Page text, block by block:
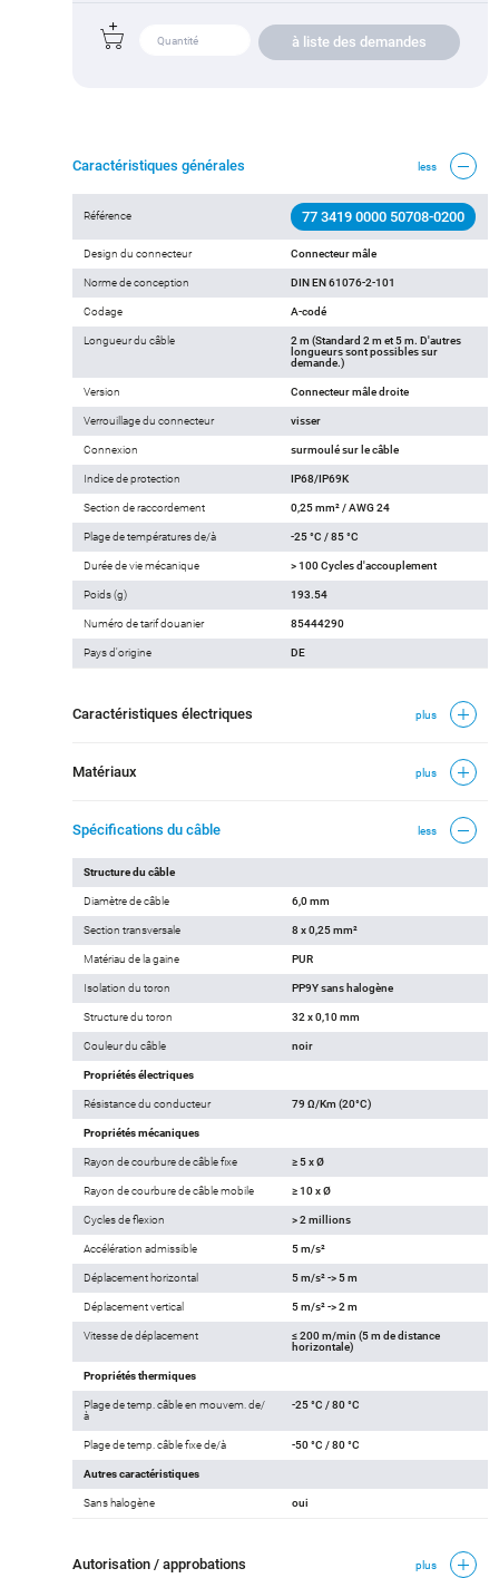
à liste des demandes
Caractéristiques générales less
Référence 77 3419 0000 50708-0200
Design du connecteur Connecteur mâle
Norme de conception DIN EN 61076-2-101
Codage A-codé
Longueur du câble
2 m (Standard 2 m et 5 m. D'autres
longueurs sont possibles sur
demande.)
Version Connecteur mâle droite
Verrouillage du connecteur visser
Connexion surmoulé sur le câble
Indice de protection IP68/IP69K
Section de raccordement 0,25 mm² / AWG 24
Plage de températures de/à -25 °C / 85 °C
Durée de vie mécanique > 100 Cycles d'accouplement
Poids (g) 193.54
Numéro de tarif douanier 85444290
Pays d'origine DE
Caractéristiques électriques plus
Matériaux plus
Spécifications du câble less
Structure du câble
Diamètre de câble 6,0 mm
Section transversale 8 x 0,25 mm²
Matériau de la gaine PUR
Isolation du toron PP9Y sans halogène
Structure du toron 32 x 0,10 mm
Couleur du câble noir
Propriétés électriques
Résistance du conducteur 79 Ω/Km (20°C)
Propriétés mécaniques
Rayon de courbure de câble fixe ≥ 5 x Ø
Rayon de courbure de câble mobile ≥ 10 x Ø
Cycles de flexion > 2 millions
Accélération admissible 5 m/s²
Déplacement horizontal 5 m/s² -> 5 m
Déplacement vertical 5 m/s² -> 2 m
Vitesse de déplacement
≤ 200 m/min (5 m de distance
horizontale)
Propriétés thermiques
Plage de temp. câble en mouvem. de/
à
-25 °C / 80 °C
Plage de temp. câble fixe de/à -50 °C / 80 °C
Autres caractéristiques
Sans halogène oui
Autorisation / approbations plus